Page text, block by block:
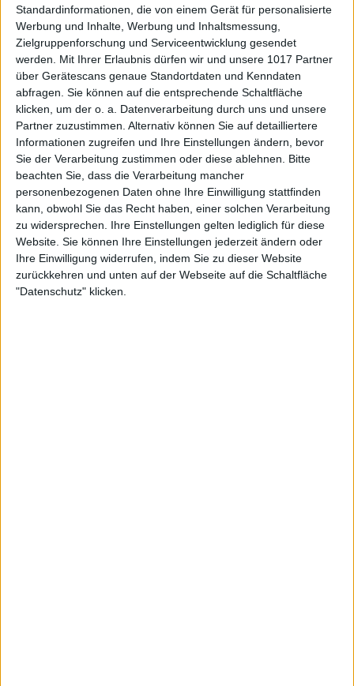
Standardinformationen, die von einem Gerät für personalisierte
Werbung und Inhalte, Werbung und Inhaltsmessung,
Zielgruppenforschung und Serviceentwicklung gesendet
werden.
Mit Ihrer Erlaubnis dürfen wir und unsere 1017 Partner
über Gerätescans genaue Standortdaten und Kenndaten
abfragen. Sie können auf die entsprechende Schaltfläche
klicken, um der o. a. Datenverarbeitung durch uns und unsere
Partner zuzustimmen. Alternativ können Sie auf detailliertere
Informationen zugreifen und Ihre Einstellungen ändern, bevor
Sie der Verarbeitung zustimmen oder diese ablehnen.
Bitte
beachten Sie, dass die Verarbeitung mancher
personenbezogenen Daten ohne Ihre Einwilligung stattfinden
kann, obwohl Sie das Recht haben, einer solchen Verarbeitung
zu widersprechen. Ihre Einstellungen gelten lediglich für diese
Website. Sie können Ihre Einstellungen jederzeit ändern oder
Ihre Einwilligung widerrufen, indem Sie zu dieser Website
zurückkehren und unten auf der Webseite auf die Schaltfläche
"Datenschutz" klicken.